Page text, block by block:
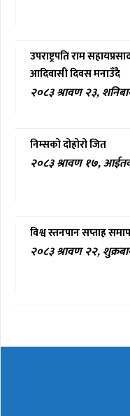
उपराष्ट्रपति राम
आदिवासी दिवस मनाउँदै
२०८३ श्रावण २३,
निम्सको दोहोरो जित
२०८३ श्रावण १७,
विश्व स्तनपान सप्ताह
२०८३ श्रावण २२,